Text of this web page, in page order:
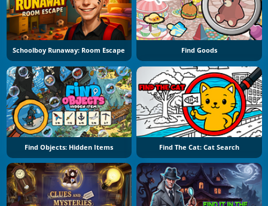
Schoolboy Runaway: Room Escape Find Goods
Find Objects: Hidden Items Find The Cat: Cat Search